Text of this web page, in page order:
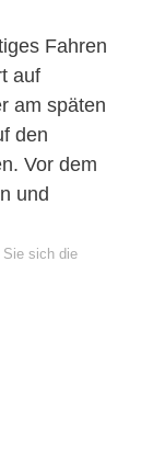
Fahren
auf
am späten
den
Vor dem
und
Sie sich die